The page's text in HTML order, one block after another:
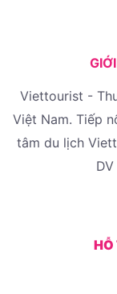
Viettourist -
Việt Nam. Tiếp
tâm du lịch
HỖ